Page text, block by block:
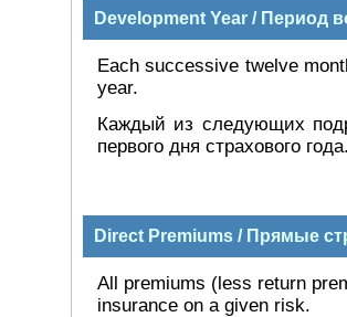
Development Year / Период
Each successive twelve
year.
Каждый из следующих
первого дня страхового
Direct Premiums / Прямые
All premiums (less return
insurance on a given risk.